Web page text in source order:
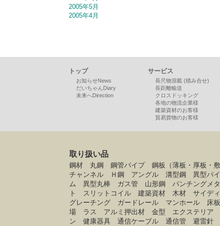
2005年5月
2005年4月
トップ
お知らせNews
だいちゃんDiary
未来へDirection
サービス
長尺物混載 (積み合せ)
長距離輸送
クロスドッキング
各地の物流企業様
建築資材のお客様
貿易貨物のお客様
取り扱い品
鋼材 丸鋼 鋼管パイプ 鋼板（薄板・厚板・
チャンネル Ｈ鋼 アングル 溝型鋼 異型パ
ム 異型丸棒 ガス管 山形鋼 パンチングメ
ト スリットコイル 建築資材 木材 サイ
グレーチング ガードレール マンホール
場 ラス アルミ押出材 金型 エクステリア
ン 健康器具 通信ケーブル 通信管 避雷針